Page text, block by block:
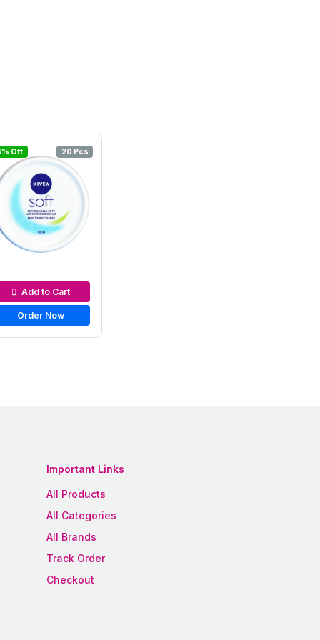
Off 20 Pcs
& Cream
Add to Cart
Order Now
Important Links
All Products
All Categories
All Brands
Track Order
Checkout